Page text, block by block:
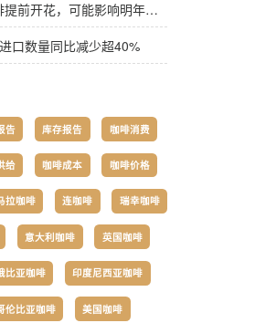
降雨导致巴西咖啡提前开花，可能影响明年产量，造成近期价格波动极不稳定
口数量同比减少超40%
告 库存报告 咖啡消费
给 咖啡成本 咖啡价格
拉咖啡 连咖啡 瑞幸咖啡
意大利咖啡 英国咖啡
比亚咖啡 印度尼西亚咖啡
伦比亚咖啡 美国咖啡